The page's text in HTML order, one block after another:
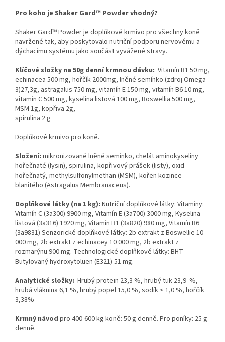
Pro koho je Shaker Gard™ Powder vhodný?
Shaker Gard™ Powder je doplňkové krmivo pro všechny koně
navržené tak, aby poskytovalo nutriční podporu nervovému a
dýchacímu systému jako součást vyvážené stravy.
Klíčové složky na 50g denní krmnou dávku: Vitamín B1 50 mg,
echinacea 500 mg, hořčík 2000mg, lněné semínko (zdroj Omega
3)27,3g, astragalus 750 mg, vitamín E 150 mg, vitamín B6 10 mg,
vitamín C 500 mg, kyselina listová 100 mg, Boswellia 500 mg,
MSM 1g, kopřiva 2g,
spirulina 2 g
Doplňkové krmivo pro koně.
Složení: mikronizované lněné semínko, chelát aminokyseliny
hořečnaté (lysin), spirulina, kopřivový prášek (listy), oxid
hořečnatý, methylsulfonylmethan (MSM), kořen kozince
blanitého (Astragalus Membranaceus).
Doplňkové látky (na 1 kg): Nutriční doplňkové látky: Vitamíny:
Vitamín C (3a300) 9900 mg, Vitamín E (3a700) 3000 mg, Kyselina
listová (3a316) 1920 mg, Vitamín B1 (3a820) 980 mg, Vitamín B6
(3a9831) Senzorické doplňkové látky: 2b extrakt z Boswellie 10
000 mg, 2b extrakt z echinacey 10 000 mg, 2b extrakt z
rozmarýnu 900 mg. Technologické doplňkové látky: BHT
Butylovaný hydroxytoluen (E321) 51 mg.
Analytické složky: Hrubý protein 23,3 %, hrubý tuk 23,9 %,
hrubá vláknina 6,1 %, hrubý popel 15,0 %, sodík < 1,0 %, hořčík
3,38%
Krmný návod pro 400-600 kg koně: 50 g denně. Pro poníky: 25 g
denně.